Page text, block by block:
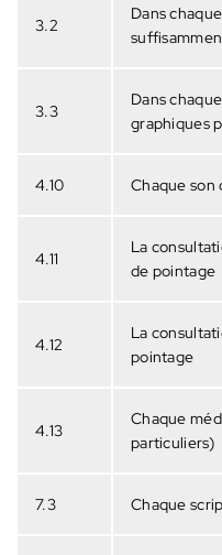
3.2
Dans
3.3
Dans
graphiques
4.10 Chaque son
4.11
La
de pointage
4.12
La
pointage
4.13
Chaque
particuliers)
7.3 Chaque